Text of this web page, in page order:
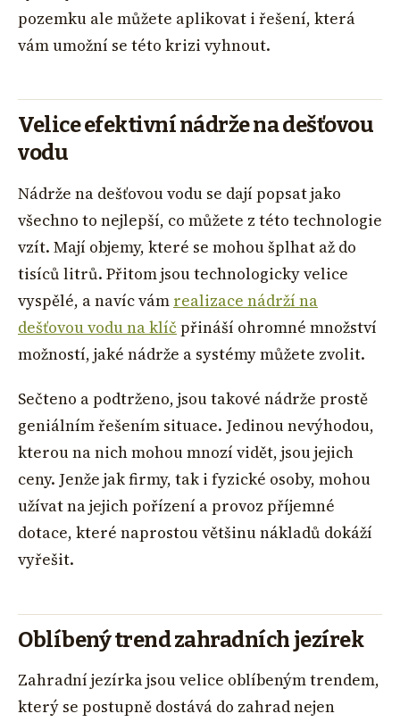
pozemku ale můžete aplikovat i řešení, která
vám umožní se této krizi vyhnout.
Velice efektivní nádrže na dešťovou
vodu
Nádrže na dešťovou vodu se dají popsat jako
všechno to nejlepší, co můžete z této technologie
vzít. Mají objemy, které se mohou šplhat až do
tisíců litrů. Přitom jsou technologicky velice
vyspělé, a navíc vám realizace nádrží na
dešťovou vodu na klíč přináší ohromné množství
možností, jaké nádrže a systémy můžete zvolit.
Sečteno a podtrženo, jsou takové nádrže prostě
geniálním řešením situace. Jedinou nevýhodou,
kterou na nich mohou mnozí vidět, jsou jejich
ceny. Jenže jak firmy, tak i fyzické osoby, mohou
užívat na jejich pořízení a provoz příjemné
dotace, které naprostou většinu nákladů dokáží
vyřešit.
Oblíbený trend zahradních jezírek
Zahradní jezírka jsou velice oblíbeným trendem,
který se postupně dostává do zahrad nejen